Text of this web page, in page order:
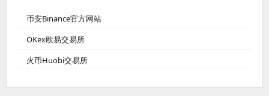
币安Binance官方网站
OKex欧易交易所
火币Huobi交易所